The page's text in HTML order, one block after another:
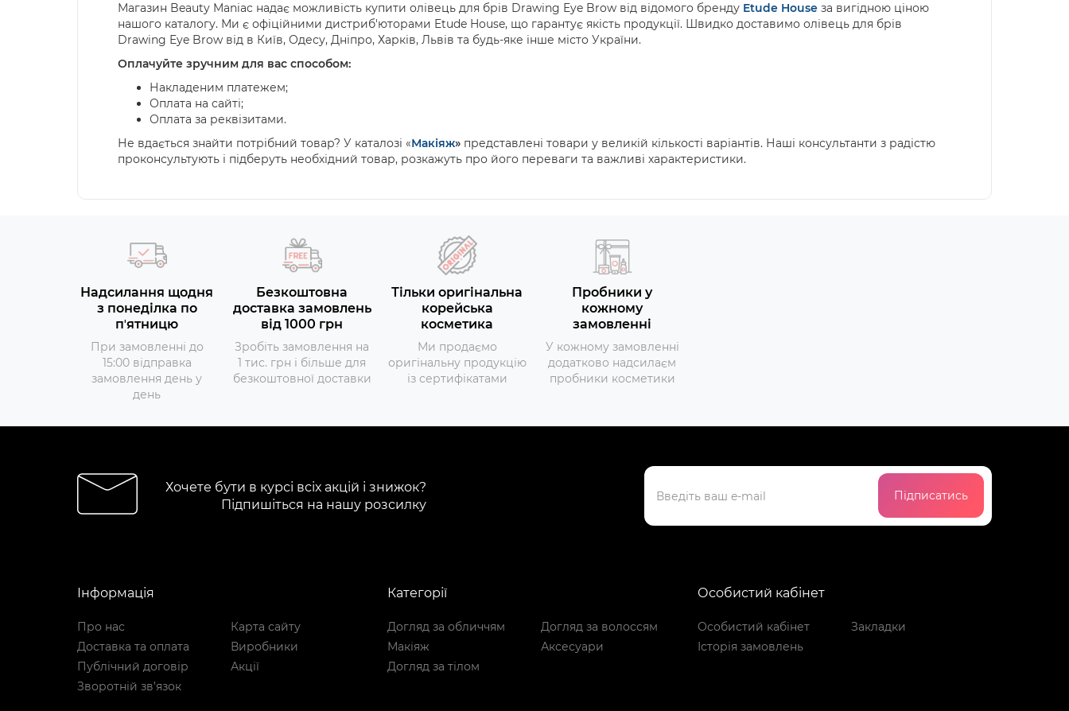
Магазин Beauty Maniac надає можливість купити олівець для брів Drawing Eye Brow від відомого бренду Etude House за вигідною ціною
нашого каталогу. Ми є офіційними дистриб'юторами Etude House, що гарантує якість продукції. Швидко доставимо олівець для брів
Drawing Eye Brow від в Київ, Одесу, Дніпро, Харків, Львів та будь-яке інше місто України.
Оплачуйте зручним для вас способом:
Накладеним платежем;
Оплата на сайті;
Оплата за реквізитами.
Не вдається знайти потрібний товар? У каталозі «Макіяж» представлені товари у великій кількості варіантів. Наші консультанти з радістю
проконсультують і підберуть необхідний товар, розкажуть про його переваги та важливі характеристики.
Надсилання щодня
з понеділка по
пʼятницю
При замовленні до
15:00 відправка
замовлення день у
день
Безкоштовна
доставка замовлень
від 1000 грн
Зробіть замовлення на
1 тис. грн і більше для
безкоштовної доставки
Тільки оригінальна
корейська
косметика
Ми продаємо
оригінальну продукцію
із сертифікатами
Пробники у
кожному
замовленні
У кожному замовленні
додатково надсилаєм
пробники косметики
Хочете бути в курсі всіх акцій і знижок?
Підпишіться на нашу розсилку
Підписатись
Інформація
Про нас
Доставка та оплата
Публічний договір
Зворотній зв’язок
Карта сайту
Виробники
Акції
Категорії
Догляд за обличчям
Макіяж
Догляд за тілом
Догляд за волоссям
Аксесуари
Особистий кабінет
Особистий кабінет
Історія замовлень
Закладки